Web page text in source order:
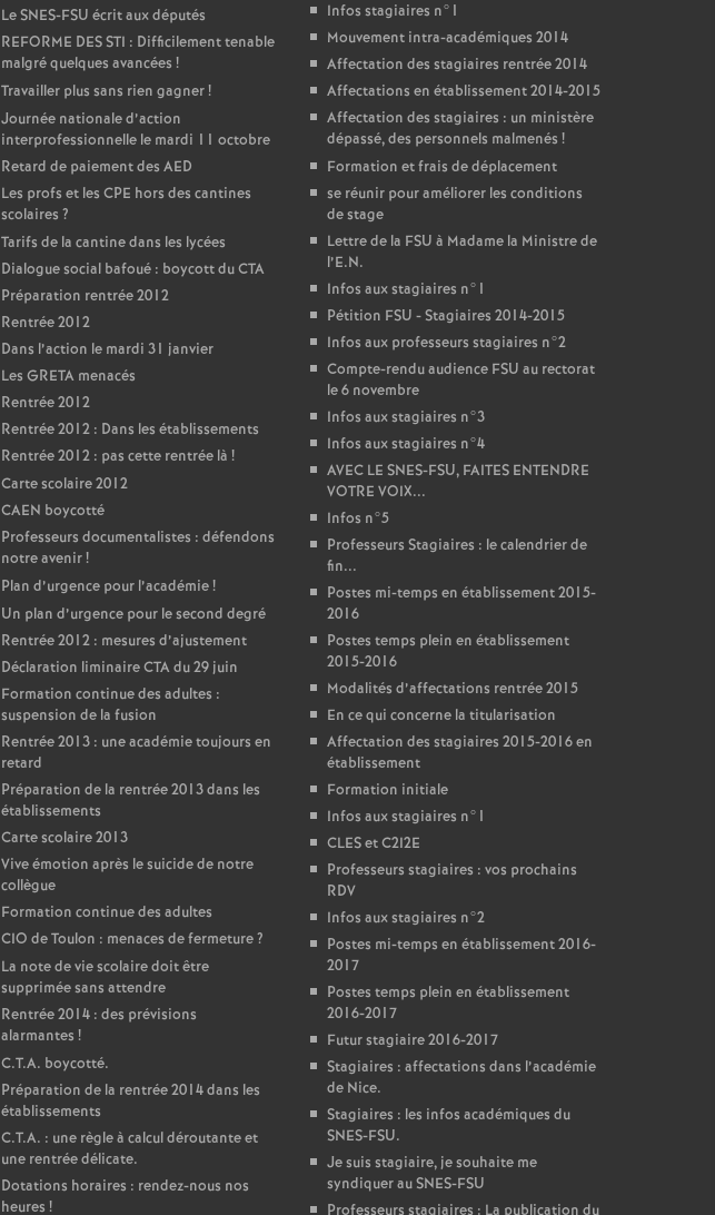
Le SNES-FSU écrit aux députés
REFORME DES STI : Difficilement tenable
malgré quelques avancées !
Travailler plus sans rien gagner!
Journée nationale d’action
interprofessionnelle le mardi 11 octobre
Retard de paiement des AED
Les profs et les CPE hors des cantines
scolaires ?
Tarifs de la cantine dans les lycées
Dialogue social bafoué : boycott du CTA
Préparation rentrée 2012
Rentrée 2012
Dans l’action le mardi 31 janvier
Les GRETA menacés
Rentrée 2012
Rentrée 2012 : Dans les établissements
Rentrée 2012 : pas cette rentrée là !
Carte scolaire 2012
CAEN boycotté
Professeurs documentalistes : défendons
notre avenir!
Plan d’urgence pour l’académie!
Un plan d’urgence pour le second degré
Rentrée 2012 : mesures d’ajustement
Déclaration liminaire CTA du 29 juin
Formation continue des adultes :
suspension de la fusion
Rentrée 2013 : une académie toujours en
retard
Préparation de la rentrée 2013 dans les
établissements
Carte scolaire 2013
Vive émotion après le suicide de notre
collègue
Formation continue des adultes
CIO de Toulon : menaces de fermeture?
La note de vie scolaire doit être
supprimée sans attendre
Rentrée 2014 : des prévisions
alarmantes !
C.T.A. boycotté.
Préparation de la rentrée 2014 dans les
établissements
C.T.A. : une règle à calcul déroutante et
une rentrée délicate.
Dotations horaires : rendez-nous nos
heures !
Infos stagiaires n°1
Mouvement intra-académiques 2014
Affectation des stagiaires rentrée 2014
Affectations en établissement 2014-2015
Affectation des stagiaires : un ministère
dépassé, des personnels malmenés !
Formation et frais de déplacement
se réunir pour améliorer les conditions
de stage
Lettre de la FSU à Madame la Ministre de
l’E.N.
Infos aux stagiaires n°1
Pétition FSU - Stagiaires 2014-2015
Infos aux professeurs stagiaires n°2
Compte-rendu audience FSU au rectorat
le 6 novembre
Infos aux stagiaires n°3
Infos aux stagiaires n°4
AVEC LE SNES-FSU, FAITES ENTENDRE
VOTRE VOIX...
Infos n°5
Professeurs Stagiaires : le calendrier de
fin...
Postes mi-temps en établissement 2015-
2016
Postes temps plein en établissement
2015-2016
Modalités d’affectations rentrée 2015
En ce qui concerne la titularisation
Affectation des stagiaires 2015-2016 en
établissement
Formation initiale
Infos aux stagiaires n°1
CLES et C2I2E
Professeurs stagiaires : vos prochains
RDV
Infos aux stagiaires n°2
Postes mi-temps en établissement 2016-
2017
Postes temps plein en établissement
2016-2017
Futur stagiaire 2016-2017
Stagiaires : affectations dans l’académie
de Nice.
Stagiaires : les infos académiques du
SNES-FSU.
Je suis stagiaire, je souhaite me
syndiquer au SNES-FSU